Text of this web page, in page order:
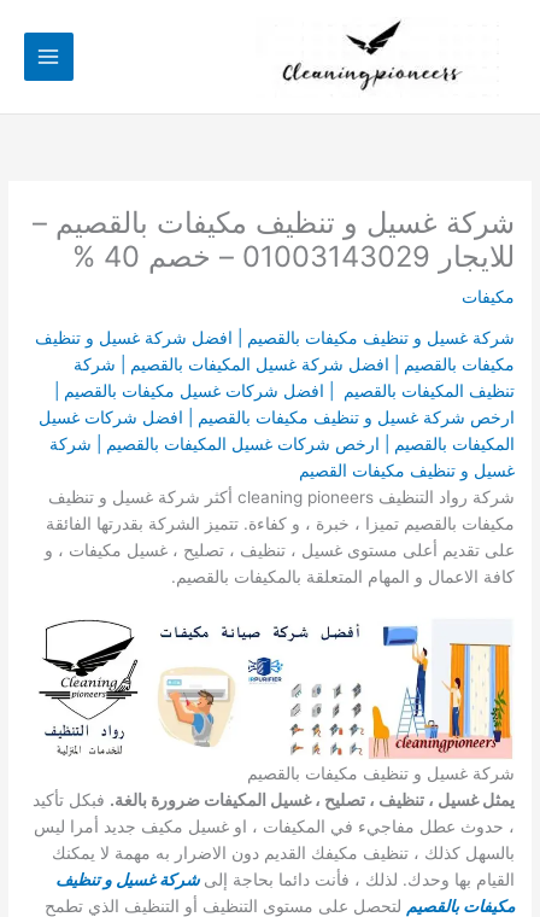
شركة غسيل و تنظيف مكيفات بالقصيم –
للايجار 01003143029 – خصم 40 %
مكيفات
شركة غسيل و تنظيف مكيفات بالقصيم | افضل شركة غسيل و تنظيف
مكيفات بالقصيم | افضل شركة غسيل المكيفات بالقصيم | شركة
تنظيف المكيفات بالقصيم | افضل شركات غسيل مكيفات بالقصيم |
ارخص شركة غسيل و تنظيف مكيفات بالقصيم | افضل شركات غسيل
المكيفات بالقصيم | ارخص شركات غسيل المكيفات بالقصيم | شركة
غسيل و تنظيف مكيفات القصيم
شركة رواد التنظيف cleaning pioneers أكثر شركة غسيل و تنظيف
مكيفات بالقصيم تميزا ، خبرة ، و كفاءة. تتميز الشركة بقدرتها الفائقة
على تقديم أعلى مستوى غسيل ، تنظيف ، تصليح ، غسيل مكيفات ، و
كافة الاعمال و المهام المتعلقة بالمكيفات بالقصيم.
شركة غسيل و تنظيف مكيفات بالقصيم
يمثل غسيل ، تنظيف ، تصليح ، غسيل المكيفات ضرورة بالغة. فبكل تأكيد
، حدوث عطل مفاجيء في المكيفات ، او غسيل مكيف جديد أمرا ليس
بالسهل كذلك ، تنظيف مكيفك القديم دون الاضرار به مهمة لا يمكنك
القيام بها وحدك. لذلك ، فأنت دائما بحاجة إلىشركة غسيل و تنظيف
مكيفات بالقصيم لتحصل على مستوى التنظيف أو التنظيف الذي تطمح